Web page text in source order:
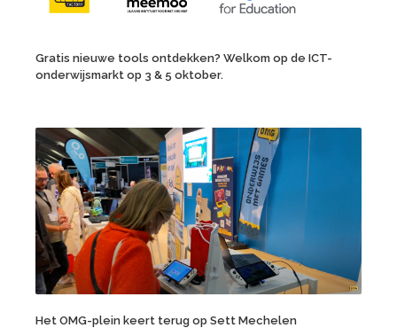
Gratis nieuwe tools ontdekken? Welkom op de ICT-
onderwijsmarkt op 3 & 5 oktober.
Het OMG-plein keert terug op Sett Mechelen